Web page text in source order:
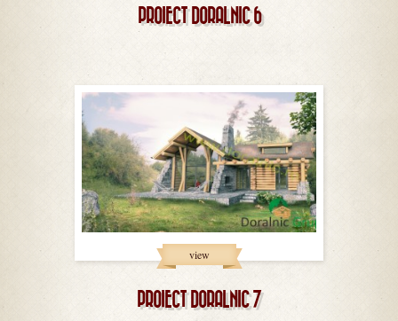
PROIECT DORALNIC 6
view
PROIECT DORALNIC 7